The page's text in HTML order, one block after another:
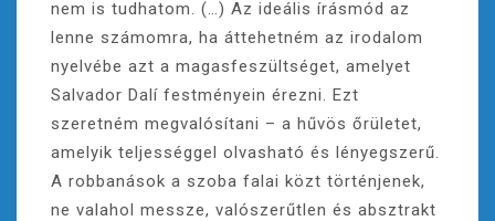
nem is tudhatom. (…) Az ideális írásmód az
lenne számomra, ha áttehetném az irodalom
nyelvébe azt a magasfeszültséget, amelyet
Salvador Dalí festményein érezni. Ezt
szeretném megvalósítani – a hűvös őrületet,
amelyik teljességgel olvasható és lényegszerű.
A robbanások a szoba falai közt történjenek,
ne valahol messze, valószerűtlen és absztrakt